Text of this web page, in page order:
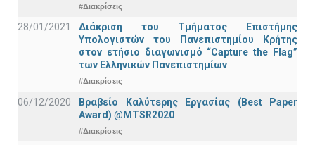
#Διακρίσεις
28/01/2021
Διάκριση του Τμήματος Επιστήμης
Υπολογιστών του Πανεπιστημίου Κρήτης
στον ετήσιο διαγωνισμό “Capture the Flag”
των Ελληνικών Πανεπιστημίων
#Διακρίσεις
06/12/2020
Βραβείο Καλύτερης Εργασίας (Best Paper
Award) @MTSR2020
#Διακρίσεις